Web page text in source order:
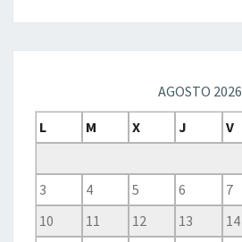
AGOSTO 2026
L
M X J V
3
4 5 6 7
10
11 12 13 14